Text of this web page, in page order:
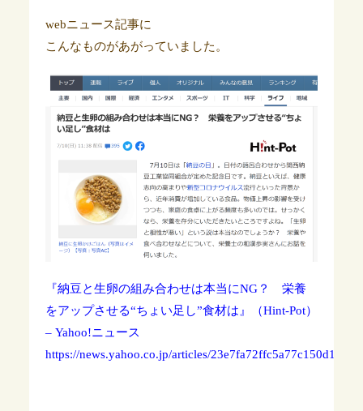
webニュース記事に
こんなものがあがっていました。
『納豆と生卵の組み合わせは本当にNG？ 栄養
をアップさせる“ちょい足し”食材は』（Hint-Pot）
– Yahoo!ニュース
https://news.yahoo.co.jp/articles/